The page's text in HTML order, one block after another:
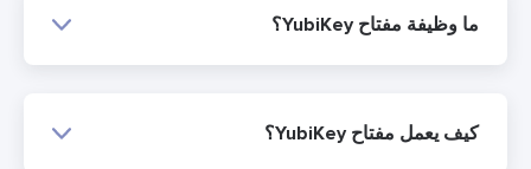
ما وظيفة مفتاح YubiKey؟
كيف يعمل مفتاح YubiKey؟